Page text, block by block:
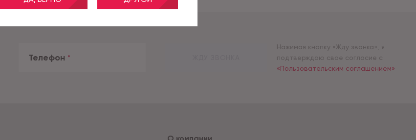
Телефон *
Нажимая кнопку «Жду звонка», я
подтверждаю свое согласие с
«Пользовательским соглашением»